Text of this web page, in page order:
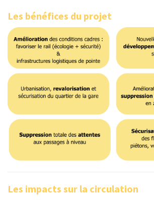
Les bénéfices du projet
Les impacts sur la circulation